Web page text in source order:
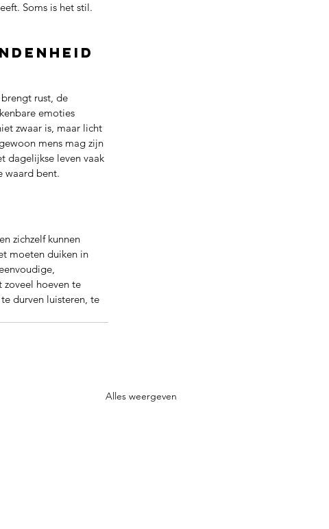
Soms is het stil.
rust, de
emoties
zwaar is, maar licht
mens mag zijn
dagelijkse leven vaak
waard bent.
zichzelf kunnen
moeten duiken in
zoveel hoeven te
durven luisteren, te
Alles weergeven